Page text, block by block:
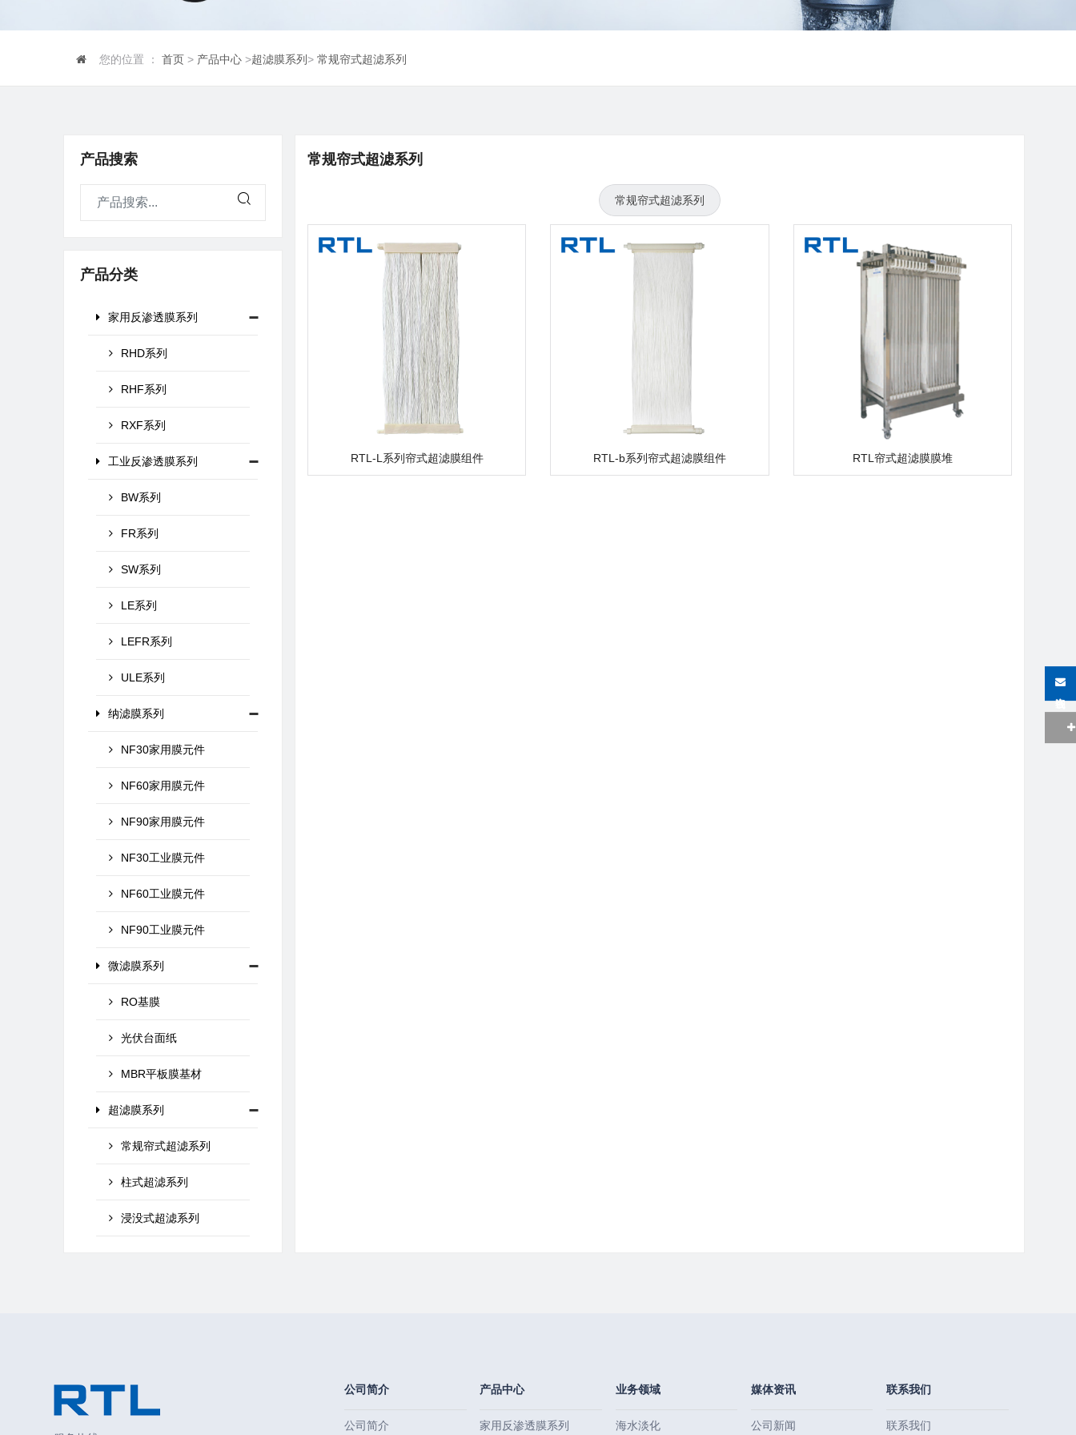
您的位置 ：首页 > 产品中心 >超滤膜系列>常规帘式超滤系列
产品搜索
产品分类
家用反渗透膜系列
RHD系列
RHF系列
RXF系列
工业反渗透膜系列
BW系列
FR系列
SW系列
LE系列
LEFR系列
ULE系列
纳滤膜系列
NF30家用膜元件
NF60家用膜元件
NF90家用膜元件
NF30工业膜元件
NF60工业膜元件
NF90工业膜元件
微滤膜系列
RO基膜
光伏台面纸
MBR平板膜基材
超滤膜系列
常规帘式超滤系列
柱式超滤系列
浸没式超滤系列
常规帘式超滤系列
常规帘式超滤系列
RTL-L系列帘式超滤膜组件 RTL-b系列帘式超滤膜组件 RTL帘式超滤膜膜堆
公司简介
公司简介
产品中心
家用反渗透膜系列
业务领域
海水淡化
媒体资讯
公司新闻
联系我们
联系我们